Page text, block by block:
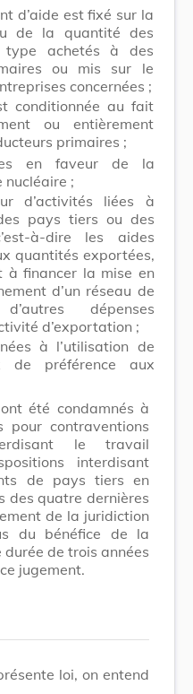
d’aide est fixé sur la
de la quantité des
achetés à des
ou mis sur le
concernées ;
conditionnée au fait
ou entièrement
primaires ;
en faveur de la
nucléaire ;
d’activités liées à
pays tiers ou des
à-dire les aides
quantités exportées,
à financer la mise en
d’un réseau de
dépenses
d’exportation ;
à l’utilisation de
de préférence aux
été condamnés à
pour contraventions
le travail
interdisant
de pays tiers en
des quatre dernières
de la juridiction
du bénéfice de la
de trois années
jugement.
loi, on entend